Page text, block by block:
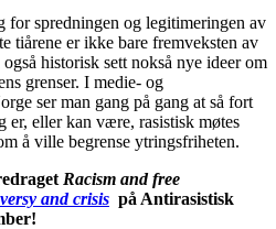
for spredningen og legitimeringen av
tiårene er ikke bare fremveksten av
historisk sett nokså nye ideer om
grenser. I medie- og
ser man gang på gang at så fort
er, eller kan være, rasistisk møtes
å ville begrense ytringsfriheten.
Racism and free
and crisis på Antirasistisk